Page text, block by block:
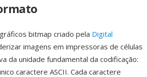
bitmap criado pela Digital
imagens em impressoras de células
da unidade fundamental da codificação:
caractere ASCII. Cada caractere